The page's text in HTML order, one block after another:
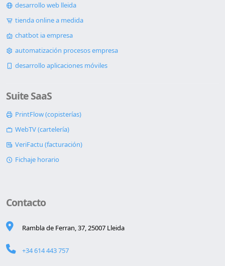
desarrollo web lleida
tienda online a medida
chatbot ia empresa
automatización procesos empresa
desarrollo aplicaciones móviles
Suite SaaS
PrintFlow (copisterías)
WebTV (cartelería)
VeriFactu (facturación)
Fichaje horario
Contacto
Rambla de Ferran, 37, 25007 Lleida
+34 614 443 757